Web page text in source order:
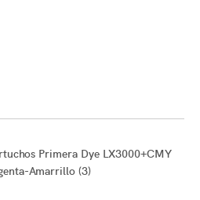
Primera Dye LX3000+CMY
Amarrillo (3)